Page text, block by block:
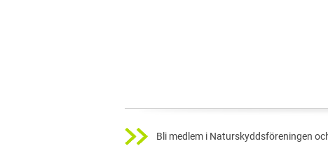
Bli medlem i Naturskyddsföreningen